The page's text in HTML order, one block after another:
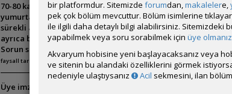
70-80 kadar karides oldu. Ancak bir süredir karidesler
yumurtası olan dişi hiç görmedim. Su tamamen berrak
sürekli aktifler. Kabuk değişimi yapıyorlar. Yani üredikleri
ayrıca besleme yapıyorum ama bir türlü üremiyorlar.
Sorun sizce ne olabilir?
faysall tarafından 2025-11-12 14:32:16 tarih ve saatinde düzenlenmiştir.
Üye imzalarını sadece giriş yapan üyelerimiz görebilir
bir platformdur. Sitemizde forumdan,makalelere,
pek çok bölüm mevcuttur. Bölüm isimlerine
ile ilgili daha detaylı bilgi alabilirsiniz. Sitemizdeki
yapabilmek veya soru sorabilmek için üye olmanız
Akvaryum hobisine yeni başlayacaksanız veya
ve sitenin bu alandaki özelliklerini görmek
nedeniyle ulaştıysanız
Acil sekmesini, ilan